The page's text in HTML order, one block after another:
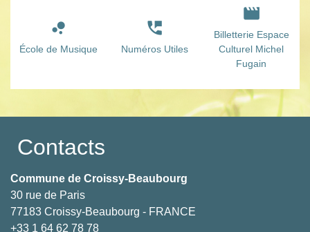
bubble_chart
École de Musique
perm_phone_msg
Numéros Utiles
movie
Billetterie Espace
Culturel Michel
Fugain
Contacts
Commune de Croissy-Beaubourg
30 rue de Paris
77183 Croissy-Beaubourg - FRANCE
+33 1 64 62 78 78